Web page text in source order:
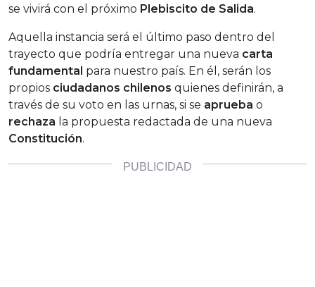
se vivirá con el próximo Plebiscito de Salida.
Aquella instancia será el último paso dentro del
trayecto que podría entregar una nueva carta
fundamental para nuestro país. En él, serán los
propios ciudadanos chilenos quienes definirán, a
través de su voto en las urnas, si se aprueba o
rechaza la propuesta redactada de una nueva
Constitución.